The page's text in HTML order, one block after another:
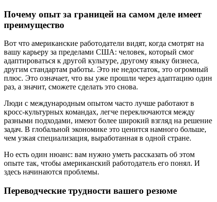
Почему опыт за границей на самом деле имеет
преимущество
Вот что американские работодатели видят, когда смотрят на
вашу карьеру за пределами США: человек, который смог
адаптироваться к другой культуре, другому языку бизнеса,
другим стандартам работы. Это не недостаток, это огромный
плюс. Это означает, что вы уже прошли через адаптацию один
раз, а значит, сможете сделать это снова.
Люди с международным опытом часто лучше работают в
кросс-культурных командах, легче переключаются между
разными подходами, имеют более широкий взгляд на решение
задач. В глобальной экономике это ценится намного больше,
чем узкая специализация, выработанная в одной стране.
Но есть один нюанс: вам нужно уметь рассказать об этом
опыте так, чтобы американский работодатель его понял. И
здесь начинаются проблемы.
Переводческие трудности вашего резюме